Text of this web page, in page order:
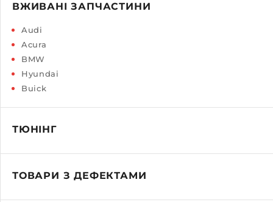
ВЖИВАНІ ЗАПЧАСТИНИ
Audi
Acura
BMW
Hyundai
Buick
ТЮНІНГ
ТОВАРИ З ДЕФЕКТАМИ